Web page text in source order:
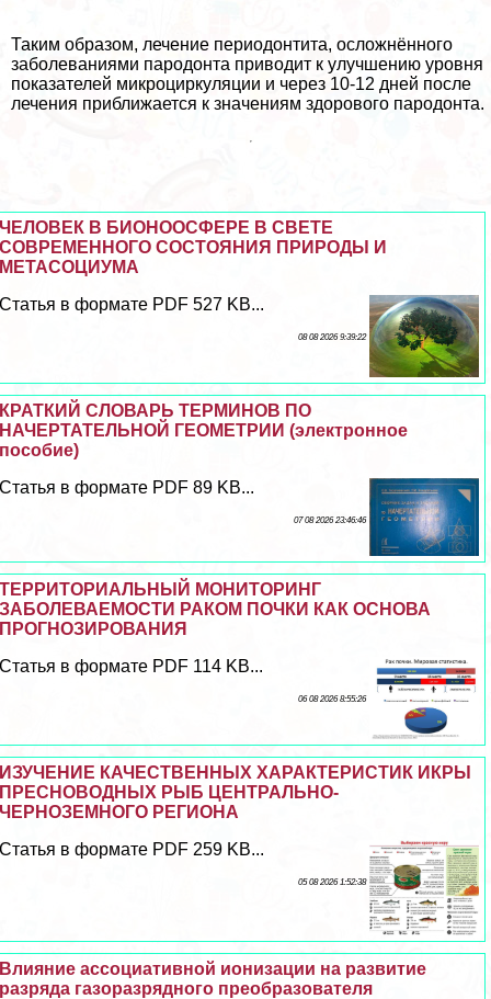
Таким образом, лечение периодонтита, осложнённого
заболеваниями пародонта приводит к улучшению уровня
показателей микроциркуляции и через 10-12 дней после
лечения приближается к значениям здорового пародонта.
ЧЕЛОВЕК В БИОНООСФЕРЕ В СВЕТЕ
СОВРЕМЕННОГО СОСТОЯНИЯ ПРИРОДЫ И
МЕТАСОЦИУМА
Статья в формате PDF 527 KB...
08 08 2026 9:39:22
КРАТКИЙ СЛОВАРЬ ТЕРМИНОВ ПО
НАЧЕРТАТЕЛЬНОЙ ГЕОМЕТРИИ (электронное
пособие)
Статья в формате PDF 89 KB...
07 08 2026 23:46:46
ТЕРРИТОРИАЛЬНЫЙ МОНИТОРИНГ
ЗАБОЛЕВАЕМОСТИ РАКОМ ПОЧКИ КАК ОСНОВА
ПРОГНОЗИРОВАНИЯ
Статья в формате PDF 114 KB...
06 08 2026 8:55:26
ИЗУЧЕНИЕ КАЧЕСТВЕННЫХ ХАРАКТЕРИСТИК ИКРЫ
ПРЕСНОВОДНЫХ РЫБ ЦЕНТРАЛЬНО-
ЧЕРНОЗЕМНОГО РЕГИОНА
Статья в формате PDF 259 KB...
05 08 2026 1:52:38
Влияние ассоциативной ионизации на развитие
разряда газоразрядного преобразователя